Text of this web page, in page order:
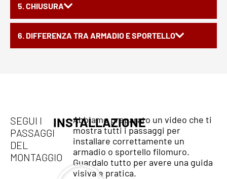
5. CHIUSURA
6. DIFFERENZA TRA ARMADIO E SPORTELLO
SEGUI I
PASSAGGI
DEL
MONTAGGIO
INSTALLAZIONE
Abbiamo preparato un video che ti
mostra tutti i passaggi per
installare correttamente un
armadio o sportello filomuro.
Guardalo tutto per avere una guida
visiva e pratica.